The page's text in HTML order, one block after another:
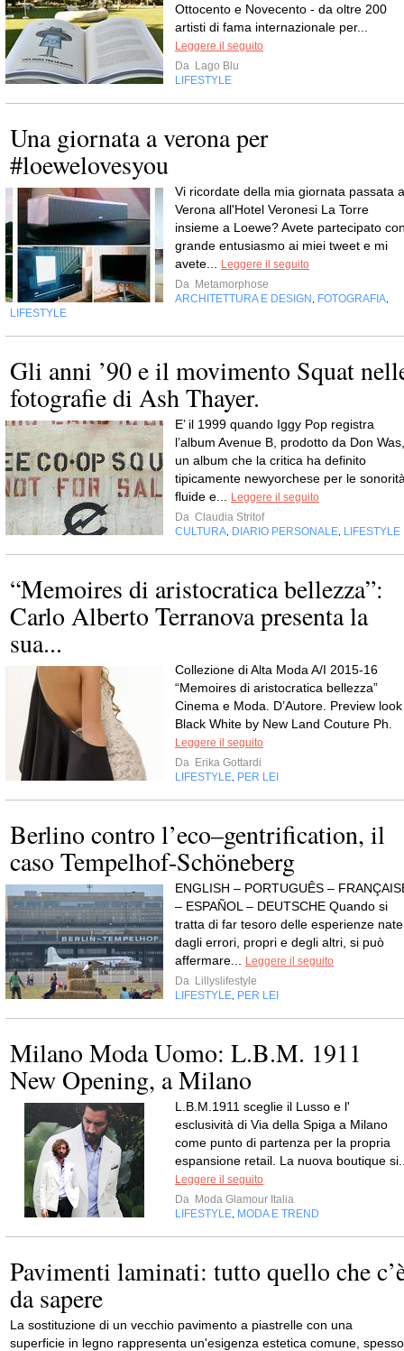
Ottocento e Novecento - da oltre 200
artisti di fama internazionale per...
Leggere il seguito
Da Lago Blu
LIFESTYLE
Una giornata a verona per
#loewelovesyou
Vi ricordate della mia giornata passata a
Verona all'Hotel Veronesi La Torre
insieme a Loewe? Avete partecipato
grande entusiasmo ai miei tweet e mi
avete...
Leggere il seguito
Da Metamorphose
ARCHITETTURA E DESIGN
FOTOGRAFIA
LIFESTYLE
Gli anni ’90 e il movimento Squat
fotografie di Ash Thayer.
E’ il 1999 quando Iggy Pop registra
l’album Avenue B, prodotto da Don Was,
un album che la critica ha definito
tipicamente newyorchese per le
fluide e...
Leggere il seguito
Da Claudia Stritof
CULTURA DIARIO PERSONALE LIFESTYLE
“Memoires di aristocratica bellezza”:
Carlo Alberto Terranova presenta la
sua...
Collezione di Alta Moda A/I 2015-16
“Memoires di aristocratica bellezza”
Cinema e Moda. D’Autore. Preview look
Black White by New Land Couture Ph.
Leggere il seguito
Da Erika Gottardi
LIFESTYLE PER LEI
Berlino contro l’eco–gentrification, il
caso Tempelhof-Schöneberg
ENGLISH – PORTUGUÊS –
– ESPAÑOL – DEUTSCHE Quando si
tratta di far tesoro delle esperienze nate
dagli errori, propri e degli altri, si può
affermare...
Leggere il seguito
Da Lillyslifestyle
LIFESTYLE PER LEI
Milano Moda Uomo: L.B.M. 1911
New Opening, a Milano
L.B.M.1911 sceglie il Lusso e l'
esclusività di Via della Spiga a Milano
come punto di partenza per la propria
espansione retail. La nuova boutique
Leggere il seguito
Da Moda Glamour Italia
LIFESTYLE MODA E TREND
Pavimenti laminati: tutto quello che
da sapere
La sostituzione di un vecchio pavimento a piastrelle con una
superficie in legno rappresenta un'esigenza estetica comune, spesso